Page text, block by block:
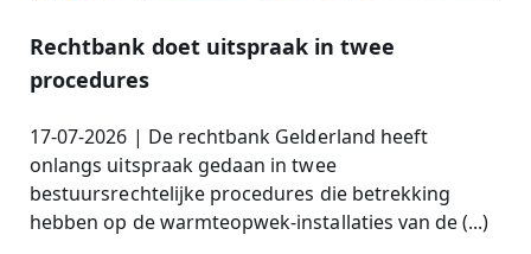
Rechtbank doet uitspraak in twee
procedures
17-07-2026 | De rechtbank Gelderland heeft
onlangs uitspraak gedaan in twee
bestuursrechtelijke procedures die betrekking
hebben op de warmteopwek-installaties van de (...)